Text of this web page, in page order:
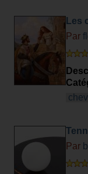
Les
Par
Par